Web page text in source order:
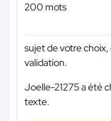
200 mots
sujet de votre
validation.
Joelle-21275 a été
texte.